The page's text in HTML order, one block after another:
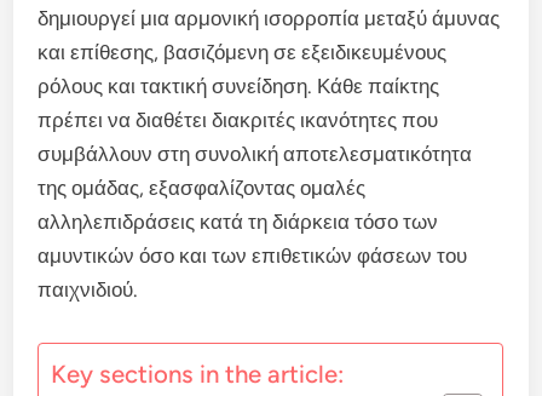
δημιουργεί μια αρμονική ισορροπία μεταξύ άμυνας
και επίθεσης, βασιζόμενη σε εξειδικευμένους
ρόλους και τακτική συνείδηση. Κάθε παίκτης
πρέπει να διαθέτει διακριτές ικανότητες που
συμβάλλουν στη συνολική αποτελεσματικότητα
της ομάδας, εξασφαλίζοντας ομαλές
αλληλεπιδράσεις κατά τη διάρκεια τόσο των
αμυντικών όσο και των επιθετικών φάσεων του
παιχνιδιού.
Key sections in the article: